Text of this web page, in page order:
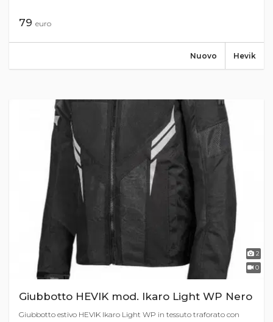
79 euro
Hevik
Nuovo
2
0
Giubbotto HEVIK mod. Ikaro Light WP Nero
Giubbotto estivo HEVIK Ikaro Light WP in tessuto traforato con